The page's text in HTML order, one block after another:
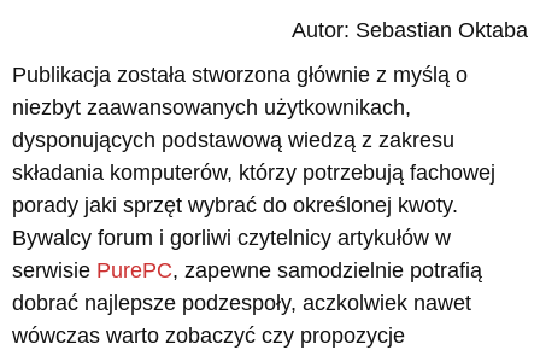
Autor: Sebastian Oktaba
Publikacja została stworzona głównie z myślą o
niezbyt zaawansowanych użytkownikach,
dysponujących podstawową wiedzą z zakresu
składania komputerów, którzy potrzebują fachowej
porady jaki sprzęt wybrać do określonej kwoty.
Bywalcy forum i gorliwi czytelnicy artykułów w
serwisie PurePC, zapewne samodzielnie potrafią
dobrać najlepsze podzespoły, aczkolwiek nawet
wówczas warto zobaczyć czy propozycje